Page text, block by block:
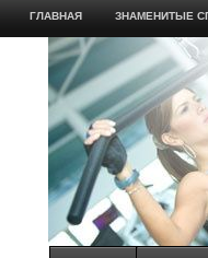
ГЛАВНАЯ ЗНАМЕНИТЫЕ